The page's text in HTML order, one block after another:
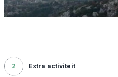
2 Extra activiteit